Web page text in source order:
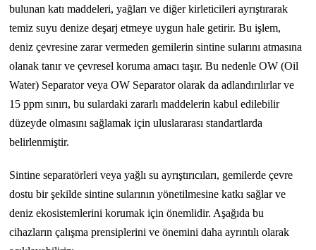
bulunan katı maddeleri, yağları ve diğer kirleticileri ayrıştırarak
temiz suyu denize deşarj etmeye uygun hale getirir. Bu işlem,
deniz çevresine zarar vermeden gemilerin sintine sularını atmasına
olanak tanır ve çevresel koruma amacı taşır. Bu nedenle OW (Oil
Water) Separator veya OW Separator olarak da adlandırılırlar ve
15 ppm sınırı, bu sulardaki zararlı maddelerin kabul edilebilir
düzeyde olmasını sağlamak için uluslararası standartlarda
belirlenmiştir.
Sintine separatörleri veya yağlı su ayrıştırıcıları, gemilerde çevre
dostu bir şekilde sintine sularının yönetilmesine katkı sağlar ve
deniz ekosistemlerini korumak için önemlidir. Aşağıda bu
cihazların çalışma prensiplerini ve önemini daha ayrıntılı olarak